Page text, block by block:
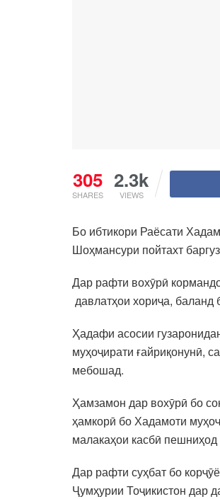
305
SHARES
2.3k
VIEWS
Бо ибтикори Раёсати
Шоҳмансури пойтахт
Дар рафти вохӯрӣ
давлатҳои хориҷа,
Ҳадафи асосии
муҳоҷирати ғайриқонунӣ,
мебошад.
Ҳамзамон дар вохӯрӣ бо
ҳамкорӣ бо Хадамоти
малакаҳои касбӣ пешниҳод
Дар рафти суҳбат бо
Ҷумҳурии Тоҷикистон дар